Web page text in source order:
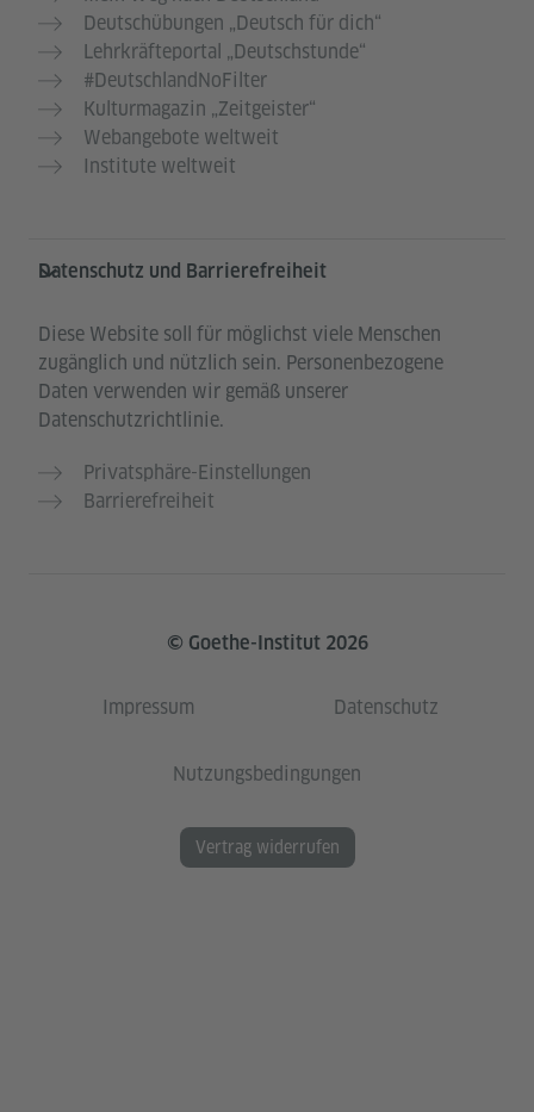
Deutschübungen „Deutsch für dich“
Lehrkräfteportal „Deutschstunde“
#DeutschlandNoFilter
Kulturmagazin „Zeitgeister“
Webangebote weltweit
Institute weltweit
Datenschutz und Barrierefreiheit
Diese Website soll für möglichst viele Menschen
zugänglich und nützlich sein. Personenbezogene
Daten verwenden wir gemäß unserer
Datenschutzrichtlinie.
Privatsphäre-Einstellungen
Barrierefreiheit
© Goethe-Institut 2026
Impressum Datenschutz
Nutzungsbedingungen
Vertrag widerrufen